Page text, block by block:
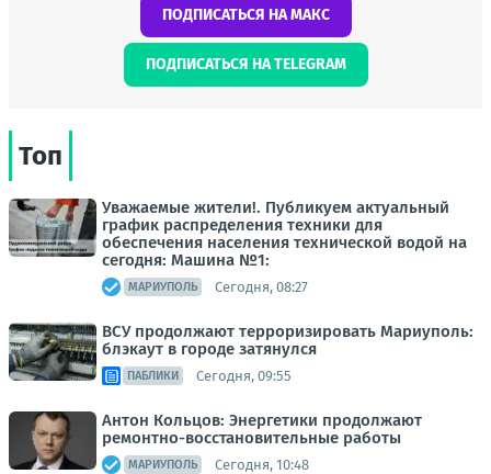
ПОДПИСАТЬСЯ НА МАКС
ПОДПИСАТЬСЯ НА TELEGRAM
Топ
Уважаемые жители!. Публикуем актуальный
график распределения техники для
обеспечения населения технической водой на
сегодня: Машина №1:
МАРИУПОЛЬ Сегодня, 08:27
ВСУ продолжают терроризировать Мариуполь:
блэкаут в городе затянулся
ПАБЛИКИ Сегодня, 09:55
Антон Кольцов: Энергетики продолжают
ремонтно-восстановительные работы
МАРИУПОЛЬ Сегодня, 10:48